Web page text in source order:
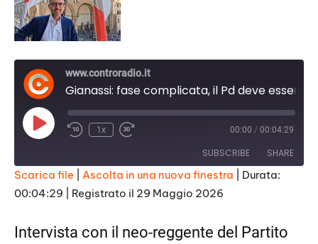
www.controradio.it
Play
Episode
1x 00:00 / 00:04:29
SUBSCRIBE SHARE
SHARE
LINK
Scarica file Ascolta in una nuova finestra
Durata:
00:04:29
Registrato il 29 Maggio 2026
Intervista con il neo-reggente del Partito